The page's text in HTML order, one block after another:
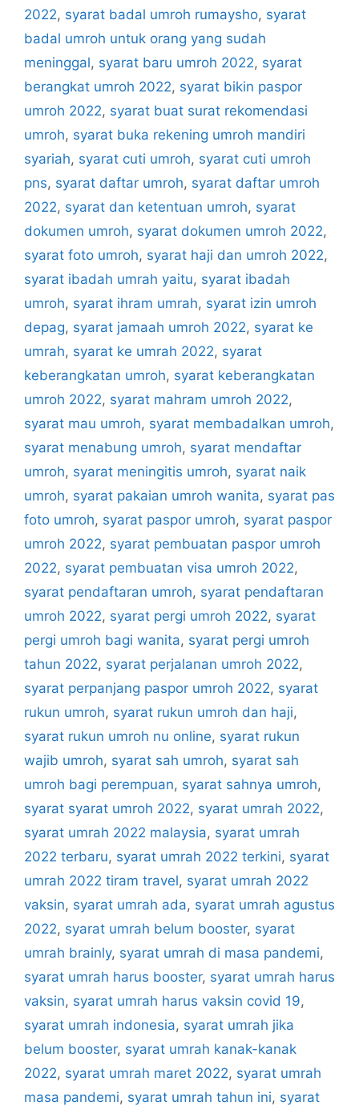
2022, syarat badal umroh rumaysho, syarat
badal umroh untuk orang yang sudah
meninggal, syarat baru umroh 2022, syarat
berangkat umroh 2022, syarat bikin paspor
umroh 2022, syarat buat surat rekomendasi
umroh, syarat buka rekening umroh mandiri
syariah, syarat cuti umroh, syarat cuti umroh
pns, syarat daftar umroh, syarat daftar umroh
2022, syarat dan ketentuan umroh, syarat
dokumen umroh, syarat dokumen umroh 2022,
syarat foto umroh, syarat haji dan umroh 2022,
syarat ibadah umrah yaitu, syarat ibadah
umroh, syarat ihram umrah, syarat izin umroh
depag, syarat jamaah umroh 2022, syarat ke
umrah, syarat ke umrah 2022, syarat
keberangkatan umroh, syarat keberangkatan
umroh 2022, syarat mahram umroh 2022,
syarat mau umroh, syarat membadalkan umroh,
syarat menabung umroh, syarat mendaftar
umroh, syarat meningitis umroh, syarat naik
umroh, syarat pakaian umroh wanita, syarat pas
foto umroh, syarat paspor umroh, syarat paspor
umroh 2022, syarat pembuatan paspor umroh
2022, syarat pembuatan visa umroh 2022,
syarat pendaftaran umroh, syarat pendaftaran
umroh 2022, syarat pergi umroh 2022, syarat
pergi umroh bagi wanita, syarat pergi umroh
tahun 2022, syarat perjalanan umroh 2022,
syarat perpanjang paspor umroh 2022, syarat
rukun umroh, syarat rukun umroh dan haji,
syarat rukun umroh nu online, syarat rukun
wajib umroh, syarat sah umroh, syarat sah
umroh bagi perempuan, syarat sahnya umroh,
syarat syarat umroh 2022, syarat umrah 2022,
syarat umrah 2022 malaysia, syarat umrah
2022 terbaru, syarat umrah 2022 terkini, syarat
umrah 2022 tiram travel, syarat umrah 2022
vaksin, syarat umrah ada, syarat umrah agustus
2022, syarat umrah belum booster, syarat
umrah brainly, syarat umrah di masa pandemi,
syarat umrah harus booster, syarat umrah harus
vaksin, syarat umrah harus vaksin covid 19,
syarat umrah indonesia, syarat umrah jika
belum booster, syarat umrah kanak-kanak
2022, syarat umrah maret 2022, syarat umrah
masa pandemi, syarat umrah tahun ini, syarat